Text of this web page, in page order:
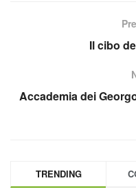
Il cibo
Accademia dei
TRENDING